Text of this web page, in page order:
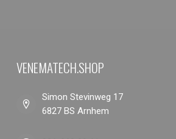
VENEMATECH.SHOP
Simon Stevinweg 17
6827 BS Arnhem